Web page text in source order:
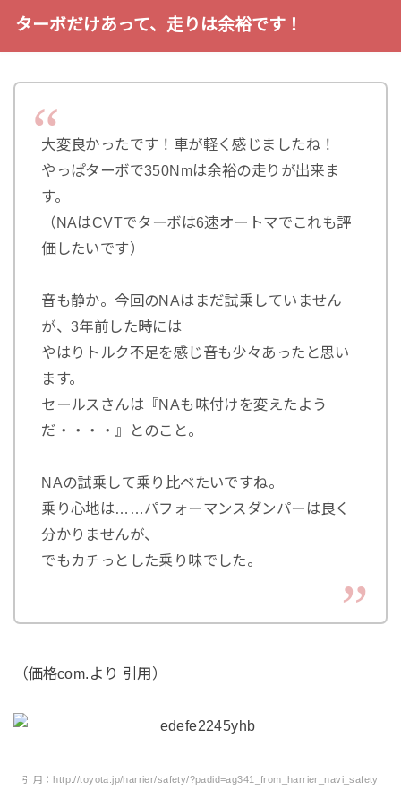
ターボだけあって、走りは余裕です！
大変良かったです！車が軽く感じましたね！
やっぱターボで350Nmは余裕の走りが出来ま
す。
（NAはCVTでターボは6速オートマでこれも評
価したいです）
音も静か。今回のNAはまだ試乗していません
が、3年前した時には
やはりトルク不足を感じ音も少々あったと思い
ます。
セールスさんは『NAも味付けを変えたよう
だ・・・・』とのこと。
NAの試乗して乗り比べたいですね。
乗り心地は……パフォーマンスダンパーは良く
分かりませんが、
でもカチっとした乗り味でした。
（価格com.より 引用）
引用：http://toyota.jp/harrier/safety/?padid=ag341_from_harrier_navi_safety